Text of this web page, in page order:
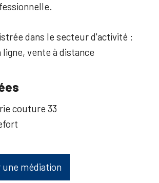
dans le secteur d'activité :
ligne, vente à distance
couture 33
une médiation